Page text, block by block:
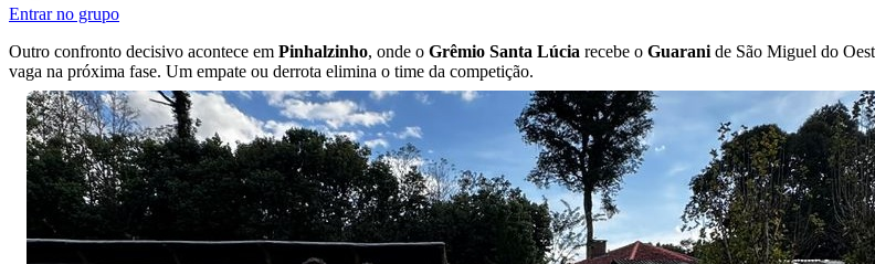
Entrar no grupo
Outro confronto decisivo acontece em Pinhalzinho, onde o Grêmio Santa Lúcia recebe o Guarani de São Miguel do
vaga na próxima fase. Um empate ou derrota elimina o time da competição.